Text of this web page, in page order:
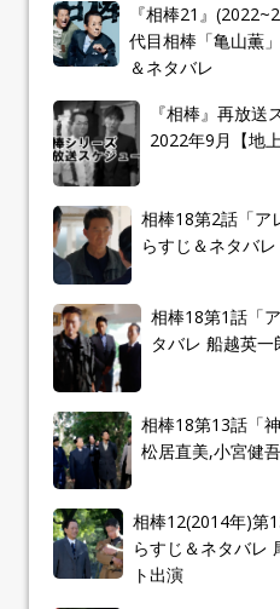
『相棒21』
代目相棒「亀山薫
＆ネタバレ
『相棒』再放送
2022年9月【地
相棒18第2話「ア
らすじ＆ネタバ
相棒18第1話「
タバレ 船越英
相棒18第13話「
松居直美,小宮健
相棒12(2014年)第
らすじ＆ネタバレ
ト出演